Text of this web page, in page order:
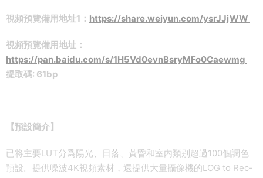
視頻預覽備用地址1： https://share.weiyun.com/ysrJJjWW
視頻預覽備用地址：
https://pan.baidu.com/s/1H5Vd0evnBsryMFo0Caewmg
提取碼: 61bp
【預設簡介】
已将主要LUT分爲陽光、日落、黃昏和室内類别超過100個調色
預設。提供噪波4K視頻素材，還提供大量攝像機的LOG to Rec-